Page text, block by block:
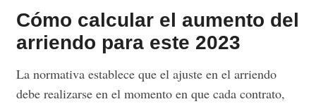
Cómo calcular el aumento del
arriendo para este 2023
La normativa establece que el ajuste en el arriendo
debe realizarse en el momento en que cada contrato,